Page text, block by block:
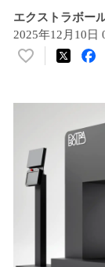
エクストラボー
2025年12月10日
い
読
み